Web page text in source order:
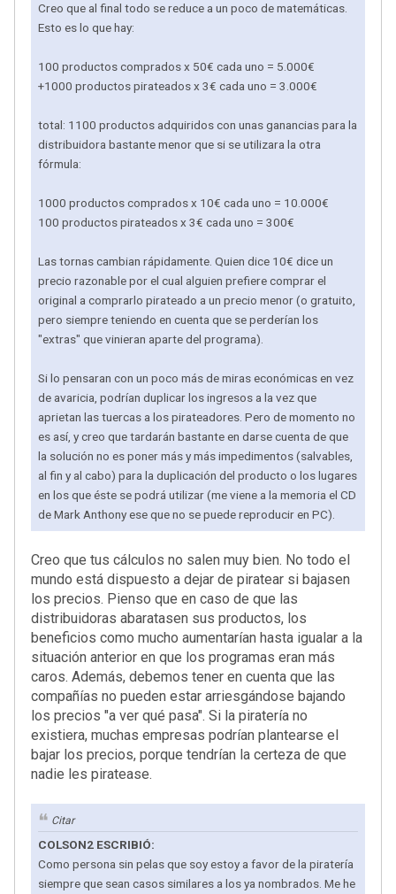
Creo que al final todo se reduce a un poco de matemáticas.
Esto es lo que hay:
100 productos comprados x 50€ cada uno = 5.000€
+1000 productos pirateados x 3€ cada uno = 3.000€
total: 1100 productos adquiridos con unas ganancias para la
distribuidora bastante menor que si se utilizara la otra
fórmula:
1000 productos comprados x 10€ cada uno = 10.000€
100 productos pirateados x 3€ cada uno = 300€
Las tornas cambian rápidamente. Quien dice 10€ dice un
precio razonable por el cual alguien prefiere comprar el
original a comprarlo pirateado a un precio menor (o gratuito,
pero siempre teniendo en cuenta que se perderían los
"extras" que vinieran aparte del programa).
Si lo pensaran con un poco más de miras económicas en vez
de avaricia, podrían duplicar los ingresos a la vez que
aprietan las tuercas a los pirateadores. Pero de momento no
es así, y creo que tardarán bastante en darse cuenta de que
la solución no es poner más y más impedimentos (salvables,
al fin y al cabo) para la duplicación del producto o los lugares
en los que éste se podrá utilizar (me viene a la memoria el CD
de Mark Anthony ese que no se puede reproducir en PC).
Creo que tus cálculos no salen muy bien. No todo el
mundo está dispuesto a dejar de piratear si bajasen
los precios. Pienso que en caso de que las
distribuidoras abaratasen sus productos, los
beneficios como mucho aumentarían hasta igualar a la
situación anterior en que los programas eran más
caros. Además, debemos tener en cuenta que las
compañías no pueden estar arriesgándose bajando
los precios "a ver qué pasa". Si la piratería no
existiera, muchas empresas podrían plantearse el
bajar los precios, porque tendrían la certeza de que
nadie les piratease.
Citar
COLSON2 ESCRIBIÓ:
Como persona sin pelas que soy estoy a favor de la piratería
siempre que sean casos similares a los ya nombrados. Me he